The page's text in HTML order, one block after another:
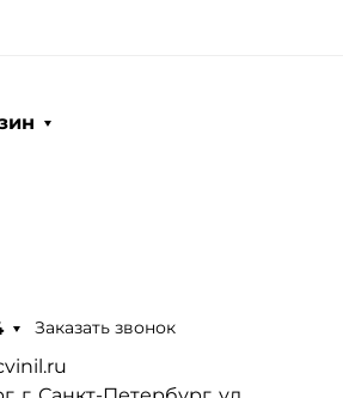
Заказать звонок